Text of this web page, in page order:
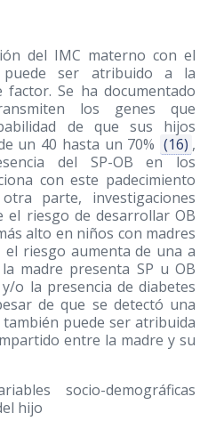
del IMC materno con el
ser atribuido a la
factor. Se ha documentado
los genes que
de que sus hijos
un 40 hasta un 70% (16) ,
del SP-OB en los
con este padecimiento
parte, investigaciones
el riesgo de desarrollar OB
alto en niños con madres
el riesgo aumenta de una a
madre presenta SP u OB
o la presencia de diabetes
de que se detectó una
puede ser atribuida
entre la madre y su
socio-demográficas
hijo